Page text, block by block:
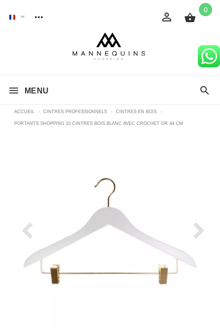
0
MENU
ACCUEIL - CINTRES PROFESSIONNELS - CINTRES EN BOIS -
PORTANTS SHOPPING 10 CINTRES BOIS BLANC AVEC CROCHET OR 44 CM